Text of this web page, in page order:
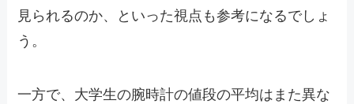
見られるのか、といった視点も参考になるでしょ
う。
一方で、大学生の腕時計の値段の平均はまた異な